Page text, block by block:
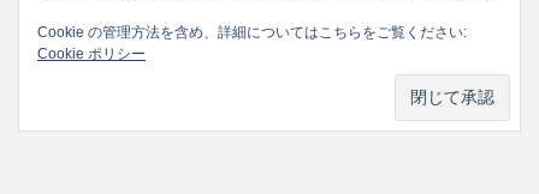
Cookie の管理方法を含め、詳細についてはこちらをご覧ください:
Cookie ポリシー